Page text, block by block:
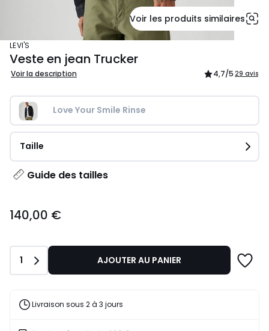
Voir les produits similaires
LEVI'S
Veste en jean Trucker
Voir la description 4,7/5 29 avis
Love Your Smile Rinse
Taille
Guide des tailles
€.
140,00 €
Quantité
1 AJOUTER AU PANIER
Livraison sous 2 à 3 jours